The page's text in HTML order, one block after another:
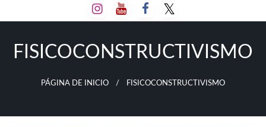
al
FISICOCONSTRUCTIVISMO
PÁGINA DE INICIO FISICOCONSTRUCTIVISMO